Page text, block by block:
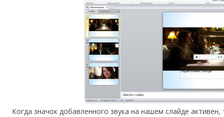
Когда значок добавленного звука на нашем слайде